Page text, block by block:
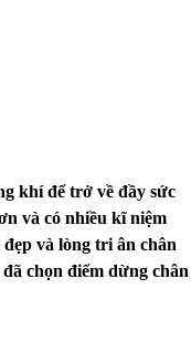
khí để trở về đầy sức
và có nhiều kĩ niệm
và lòng tri ân chân
chọn điểm dừng chân